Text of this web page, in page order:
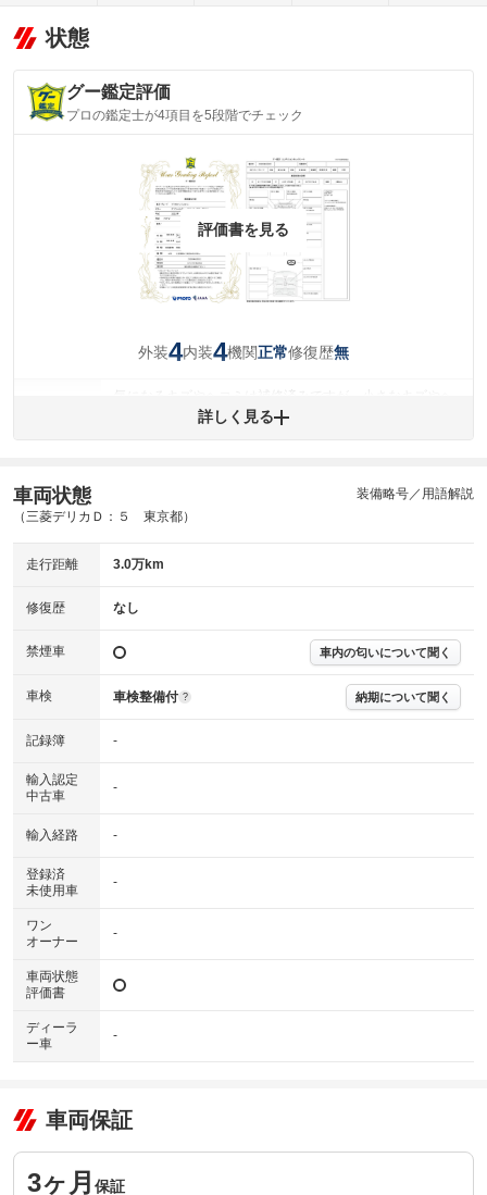
状態
グー鑑定評価
プロの鑑定士が4項目を5段階でチェック
評価書を見る
外装4内装4機関正常修復歴無
コミが残っています。
(内装状態)
機関 主要機関に不具合はありません。
修復歴 詳細は鑑定書をご確認ください。
※グー鑑定は保証サービスではございません。購入時は必ず現車をご確認
※実際にお渡しするコンディションチェックシートにつきましては、形式
※グー鑑定の評価はあくまでも記載している鑑定日の鑑定結果となりま
す。車両情報等の詳細は各販売店へお問い合わせ下さい。
詳しく見る
車両状態
（三菱デリカＤ：５ 東京都）
装備略号／用語解説
走行距離 3.0万km
修復歴 なし
禁煙車 車内の匂いについて聞く
車検 車検整備付 ? 納期について聞く
記録簿 -
輸入認定
中古車
-
輸入経路 -
登録済
未使用車
-
ワン
オーナー
-
車両状態
評価書
ディーラ
ー車
-
車両保証
3ヶ月 保証